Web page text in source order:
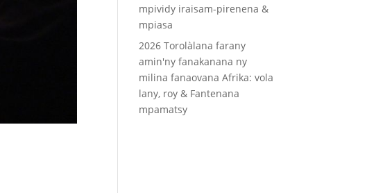
mpividy iraisam-pirenena &
mpiasa
2026 Torolàlana farany
amin'ny fanakanana ny
milina fanaovana Afrika: vola
lany, roy & Fantenana
mpamatsy